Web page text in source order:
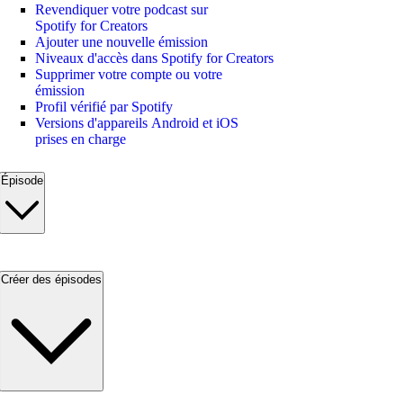
Revendiquer votre podcast sur
Spotify for Creators
Ajouter une nouvelle émission
Niveaux d'accès dans Spotify for Creators
Supprimer votre compte ou votre
émission
Profil vérifié par Spotify
Versions d'appareils Android et iOS
prises en charge
Épisode
Créer des épisodes